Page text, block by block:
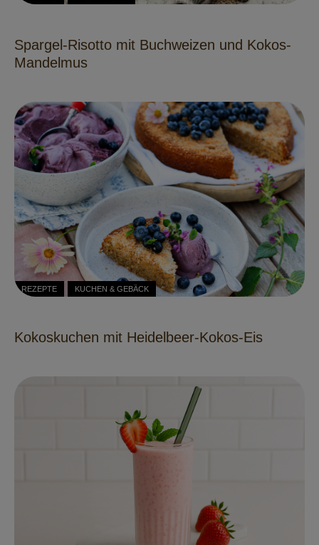
Spargel-Risotto mit Buchweizen und Kokos-
Mandelmus
REZEPTE KUCHEN & GEBÄCK
Kokoskuchen mit Heidelbeer-Kokos-Eis